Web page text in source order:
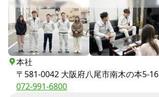
本社
〒 581-0042 大阪府八尾市南木の本5-16
072-991-6800